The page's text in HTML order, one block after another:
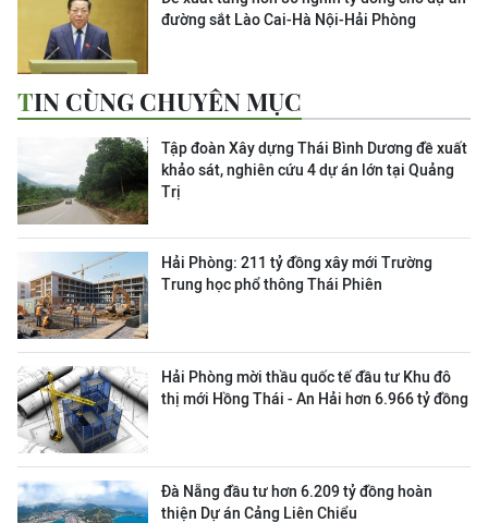
đường sắt Lào Cai-Hà Nội-Hải Phòng
TIN CÙNG CHUYÊN MỤC
Tập đoàn Xây dựng Thái Bình Dương đề xuất
khảo sát, nghiên cứu 4 dự án lớn tại Quảng
Trị
Hải Phòng: 211 tỷ đồng xây mới Trường
Trung học phổ thông Thái Phiên
Hải Phòng mời thầu quốc tế đầu tư Khu đô
thị mới Hồng Thái - An Hải hơn 6.966 tỷ đồng
Đà Nẵng đầu tư hơn 6.209 tỷ đồng hoàn
thiện Dự án Cảng Liên Chiểu